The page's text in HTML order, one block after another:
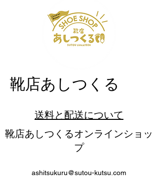
​靴店あしつくる
送料と配送について
靴店あしつくるオンラインショッ
プ
ashitsukuru@sutou-kutsu.com